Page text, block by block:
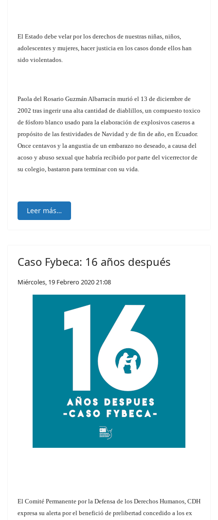
El Estado debe velar por los derechos de nuestras niñas, niños,
adolescentes y mujeres, hacer justicia en los casos donde ellos han
sido violentados.
Paola del Rosario Guzmán Albarracín murió el 13 de diciembre de
2002 tras ingerir una alta cantidad de diablillos, un compuesto toxico
de fósforo blanco usado para la elaboración de explosivos caseros a
propósito de las festividades de Navidad y de fin de año, en Ecuador.
Once centavos y la angustia de un embarazo no deseado, a causa del
acoso y abuso sexual que habría recibido por parte del vicerrector de
su colegio, bastaron para terminar con su vida.
Leer más…
Caso Fybeca: 16 años después
Miércoles, 19 Febrero 2020 21:08
El Comité Permanente por la Defensa de los Derechos Humanos, CDH
expresa su alerta por el benefició de prelibertad concedido a los ex